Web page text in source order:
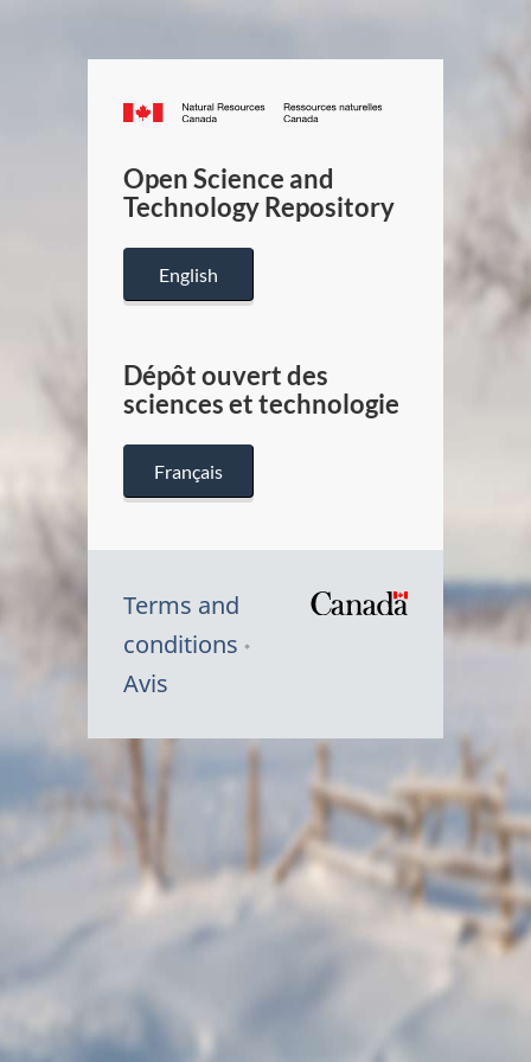
Canada.ca
/
Canada
Open Science and
Technology Repository
English
Dépôt ouvert des
sciences et technologie
Français
Terms and
conditions
Avis
Symbole
Canada